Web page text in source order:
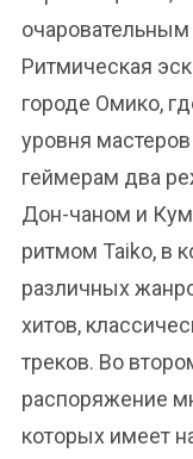
Ритмическая
городе Омико,
уровня
геймерам два
Дон-чаном и
ритмом Taiko, в
различных
хитов,
треков. Во
распоряжение
которых имеет